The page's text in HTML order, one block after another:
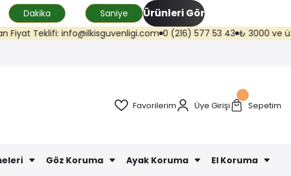
Dakika Saniye Ürünleri Gör
Teklifi: info@ilkisguvenligi.com 0 (216) 577 53 43 ₺ 3000 ve üzeri
Favorilerim Üye Girişi Sepetim
Göz Koruma Ayak Koruma El Koruma